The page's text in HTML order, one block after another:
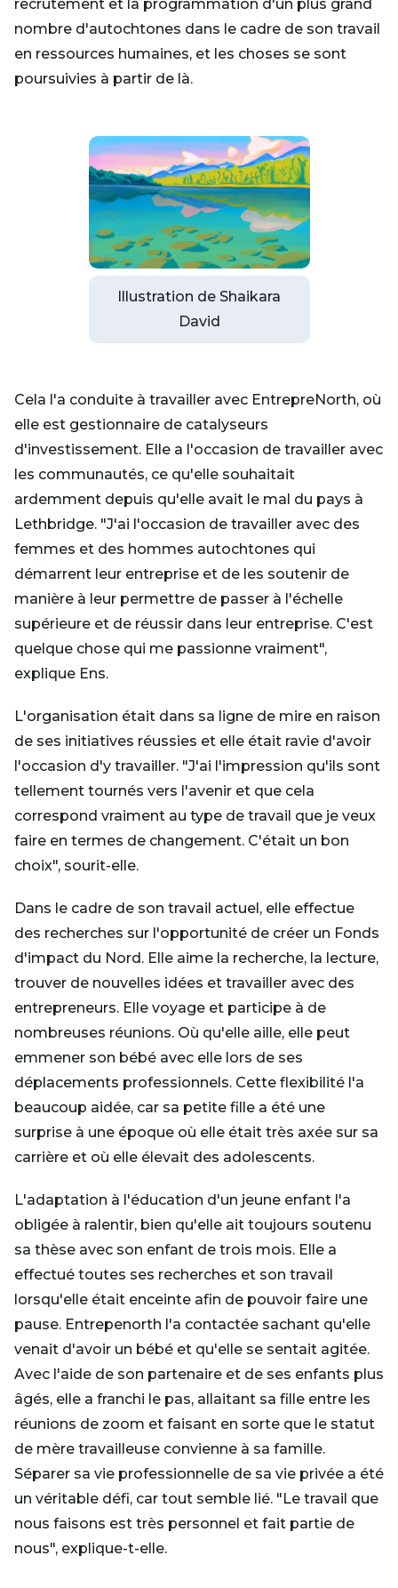
recrutement et la programmation d'un plus grand
nombre d'autochtones dans le cadre de son travail
en ressources humaines, et les choses se sont
poursuivies à partir de là.
Illustration de Shaikara
David
Cela l'a conduite à travailler avec EntrepreNorth, où
elle est gestionnaire de catalyseurs
d'investissement. Elle a l'occasion de travailler avec
les communautés, ce qu'elle souhaitait
ardemment depuis qu'elle avait le mal du pays à
Lethbridge. "J'ai l'occasion de travailler avec des
femmes et des hommes autochtones qui
démarrent leur entreprise et de les soutenir de
manière à leur permettre de passer à l'échelle
supérieure et de réussir dans leur entreprise. C'est
quelque chose qui me passionne vraiment",
explique Ens.
L'organisation était dans sa ligne de mire en raison
de ses initiatives réussies et elle était ravie d'avoir
l'occasion d'y travailler. "J'ai l'impression qu'ils sont
tellement tournés vers l'avenir et que cela
correspond vraiment au type de travail que je veux
faire en termes de changement. C'était un bon
choix", sourit-elle.
Dans le cadre de son travail actuel, elle effectue
des recherches sur l'opportunité de créer un Fonds
d'impact du Nord. Elle aime la recherche, la lecture,
trouver de nouvelles idées et travailler avec des
entrepreneurs. Elle voyage et participe à de
nombreuses réunions. Où qu'elle aille, elle peut
emmener son bébé avec elle lors de ses
déplacements professionnels. Cette flexibilité l'a
beaucoup aidée, car sa petite fille a été une
surprise à une époque où elle était très axée sur sa
carrière et où elle élevait des adolescents.
L'adaptation à l'éducation d'un jeune enfant l'a
obligée à ralentir, bien qu'elle ait toujours soutenu
sa thèse avec son enfant de trois mois. Elle a
effectué toutes ses recherches et son travail
lorsqu'elle était enceinte afin de pouvoir faire une
pause. Entrepenorth l'a contactée sachant qu'elle
venait d'avoir un bébé et qu'elle se sentait agitée.
Avec l'aide de son partenaire et de ses enfants plus
âgés, elle a franchi le pas, allaitant sa fille entre les
réunions de zoom et faisant en sorte que le statut
de mère travailleuse convienne à sa famille.
Séparer sa vie professionnelle de sa vie privée a été
un véritable défi, car tout semble lié. "Le travail que
nous faisons est très personnel et fait partie de
nous", explique-t-elle.